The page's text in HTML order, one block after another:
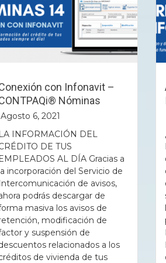
con Infonavit –
Nóminas
Agosto 6, 2021
LA INFORMACIÓN DEL
DE TUS
EMPLEADOS AL DÍA Gracias a
incorporación del Servicio de
Intercomunicación de avisos,
podrás descargar de
masiva los avisos de
modificación de
y suspensión de
relacionados a los
de vivienda de tus